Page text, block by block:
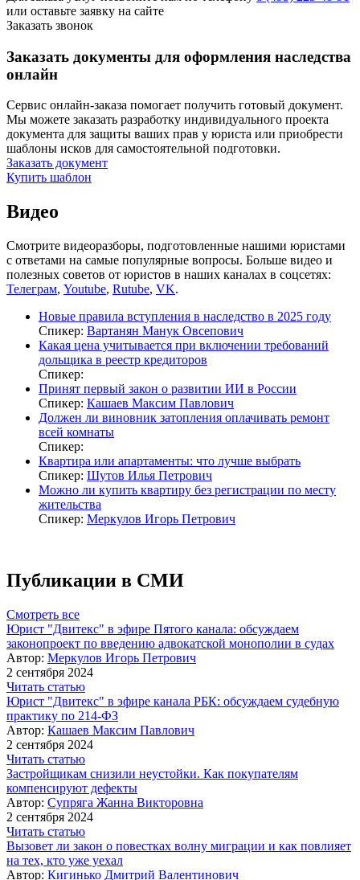
или оставьте заявку на сайте
Заказать звонок
Заказать документы для оформления наследства
онлайн
Сервис онлайн-заказа помогает получить готовый документ.
Мы можете заказать разработку индивидуального проекта
документа для защиты ваших прав у юриста или приобрести
шаблоны исков для самостоятельной подготовки.
Заказать документ
Купить шаблон
Видео
Смотрите видеоразборы, подготовленные нашими юристами
с ответами на самые популярные вопросы. Больше видео и
полезных советов от юристов в наших каналах в соцсетях:
Телеграм, Youtube, Rutube, VK.
Новые правила вступления в наследство в 2025 году
Спикер: Вартанян Манук Овсепович
Какая цена учитывается при включении требований
дольщика в реестр кредиторов
Спикер:
Принят первый закон о развитии ИИ в России
Спикер: Кашаев Максим Павлович
Должен ли виновник затопления оплачивать ремонт
всей комнаты
Спикер:
Квартира или апартаменты: что лучше выбрать
Спикер: Шутов Илья Петрович
Можно ли купить квартиру без регистрации по месту
жительства
Спикер: Меркулов Игорь Петрович
Публикации в СМИ
Смотреть все
Юрист "Двитекс" в эфире Пятого канала: обсуждаем
законопроект по введению адвокатской монополии в судах
Автор: Меркулов Игорь Петрович
2 сентября 2024
Читать статью
Юрист "Двитекс" в эфире канала РБК: обсуждаем судебную
практику по 214-ФЗ
Автор: Кашаев Максим Павлович
2 сентября 2024
Читать статью
Застройщикам снизили неустойки. Как покупателям
компенсируют дефекты
Автор: Супряга Жанна Викторовна
2 сентября 2024
Читать статью
Вызовет ли закон о повестках волну миграции и как повлияет
на тех, кто уже уехал
Автор: Кигинько Дмитрий Валентинович